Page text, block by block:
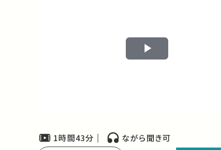
Play
1時間43分 ながら聞き可